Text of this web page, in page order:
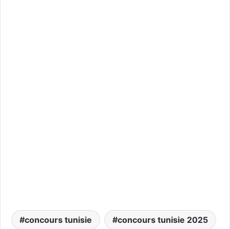
concours tunisie concours tunisie 2025